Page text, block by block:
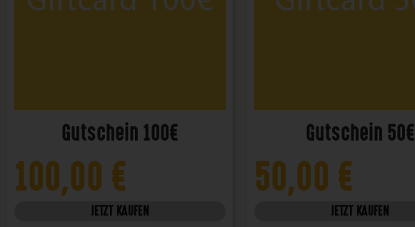
Gutschein 100€
100,00 €
JETZT KAUFEN
Gutschein 50€
50,00 €
JETZT KAUFEN